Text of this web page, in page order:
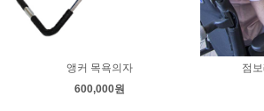
앵커 목욕의자
600,000원
점